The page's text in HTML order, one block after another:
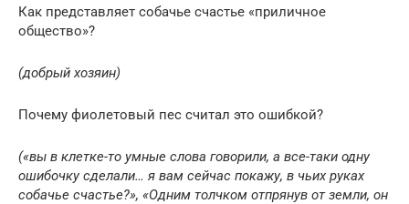
Как представляет собачье счастье «приличное
общество»?
(добрый хозяин)
Почему фиолетовый пес считал это ошибкой?
(«вы в клетке-то умные слова говорили, а все-таки одну
ошибочку сделали… я вам сейчас покажу, в чьих руках
собачье счастье?», «Одним толчком отпрянув от земли, он